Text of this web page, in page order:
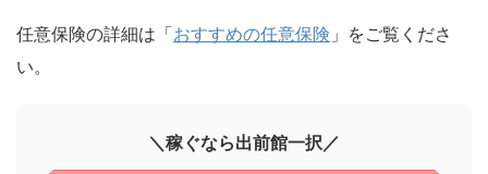
任意保険の詳細は「おすすめの任意保険 」をご覧くださ
い。
＼稼ぐなら出前館一択／